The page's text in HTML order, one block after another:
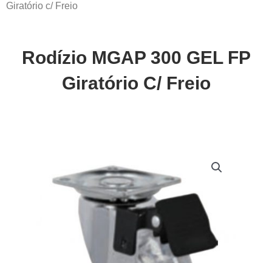
Giratório c/ Freio
Rodízio MGAP 300 GEL FP
Giratório C/ Freio